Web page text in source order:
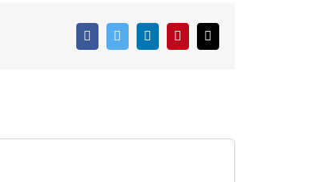
FacebookTwitter LinkedInPinterest
electrónico